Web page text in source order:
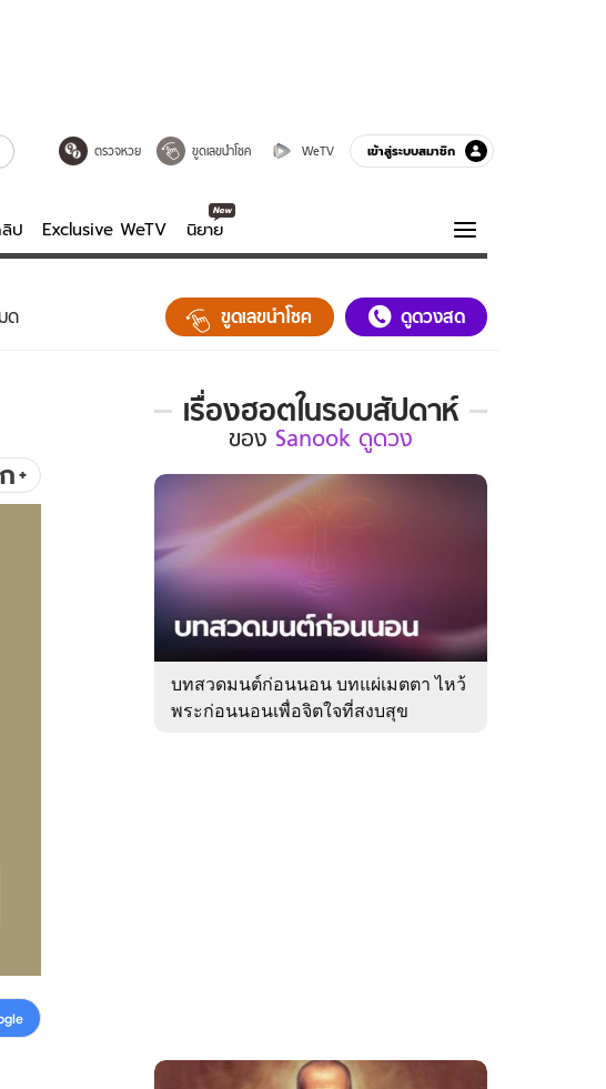
ตรวจหวย ขูดเลขนำโชค WeTV เข้าสู่ระบบสมาชิก
ป Exclusive WeTV นิยาย
คลิป
พอดแคสต์
ความรู้รอบตัว
ฮาวทู
ด ขูดเลขนำโชค ดูดวงสด
ก+
เรื่องฮอตในรอบสัปดาห์
เรื่อง
ใน
รอบ
ของ
Sanook
ดูด
ของ Sanook ดูดวง
บทสวดมนต์ก่อนนอน บทแผ่เมตตา ไหว้
พระก่อนนอนเพื่อจิตใจที่สงบสุข